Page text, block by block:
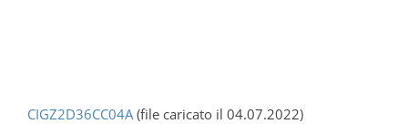
CIGZ2D36CC04A(file caricato il 04.07.2022)